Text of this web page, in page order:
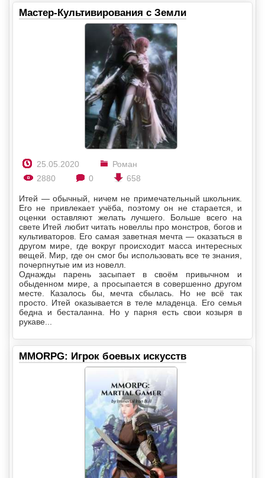
Мастер-Культивирования с Земли
25.05.2020
Роман
2880
0 658
Итей — обычный, ничем не примечательный школьник.
Его не привлекает учёба, поэтому он не старается, и
оценки оставляют желать лучшего. Больше всего на
свете Итей любит читать новеллы про монстров, богов и
культиваторов. Его самая заветная мечта — оказаться в
другом мире, где вокруг происходит масса интересных
вещей. Мир, где он смог бы использовать все те знания,
почерпнутые им из новелл.
Однажды парень засыпает в своём привычном и
обыденном мире, а просыпается в совершенно другом
месте. Казалось бы, мечта сбылась. Но не всё так
просто. Итей оказывается в теле младенца. Его семья
бедна и бесталанна. Но у парня есть свои козыря в
рукаве...
MMORPG: Игрок боевых искусств